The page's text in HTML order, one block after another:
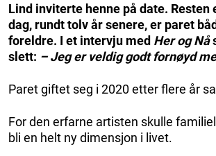
Lind inviterte henne på date. Resten
dag, rundt tolv år senere, er paret
foreldre. I et intervju med Her og Nå
slett: – Jeg er veldig godt fornøyd
Paret giftet seg i 2020 etter flere år
For den erfarne artisten skulle
bli en helt ny dimensjon i livet.